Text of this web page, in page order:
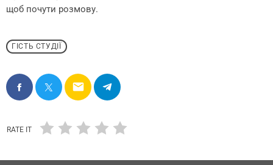
щоб почути розмову.
ГІСТЬ СТУДІЇ
email
RATE IT